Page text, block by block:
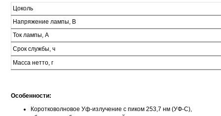
Цоколь
Напряжение лампы, В
Ток лампы, А
Срок службы, ч
Масса нетто, г
Особенности:
Коротковолновое Уф-излучение с пиком 253,7 нм (УФ-С),